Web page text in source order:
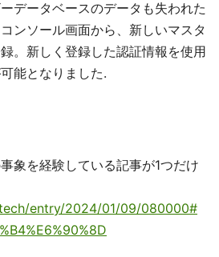
データベースのデータも失われた
ンソール画面から、新しいマスタ
。新しく登録した認証情報を使用
能となりました.
象を経験している記事が1つだけ
entry/2024/01/09/080000#